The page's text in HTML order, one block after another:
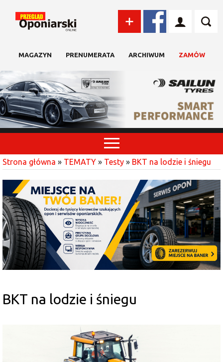
MAGAZYN PRENUMERATA ARCHIWUM ZAMÓW
Strona główna » TEMATY » Testy » BKT na lodzie i śniegu
BKT na lodzie i śniegu